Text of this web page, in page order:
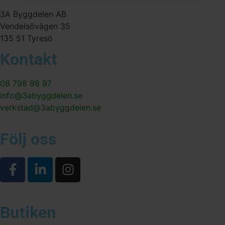
3A Byggdelen AB
Vendelsövägen 35
135 51 Tyresö
Kontakt
08 798 98 97
info@3abyggdelen.se
verkstad@3abyggdelen.se
Följ oss
Butiken